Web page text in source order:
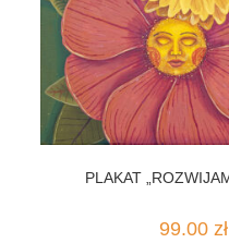
PLAKAT
99.00 zł